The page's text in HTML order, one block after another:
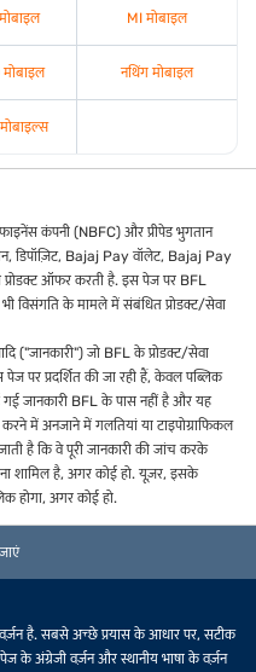
MI मोबाइल
नथिंग मोबाइल
कंपनी (NBFC) और प्रीपेड भुगतान
डिपॉज़िट, Bajaj Pay वॉलेट, Bajaj Pay
ऑफर करती है. इस पेज पर BFL
विसंगति के मामले में संबंधित प्रोडक्ट/सेवा
("जानकारी") जो BFL के प्रोडक्ट/सेवा
पर प्रदर्शित की जा रही हैं, केवल पब्लिक
गई जानकारी BFL के पास नहीं है और यह
में अनजाने में गलतियां या टाइपोग्राफिकल
है कि वे पूरी जानकारी की जांच करके
शामिल है, अगर कोई हो. यूज़र, इसके
होगा, अगर कोई हो.
है. सबसे अच्छे प्रयास के आधार पर, सटीक
के अंग्रेजी वर्ज़न और स्थानीय भाषा के वर्ज़न